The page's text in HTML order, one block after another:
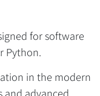
for software
Python.
in the modern